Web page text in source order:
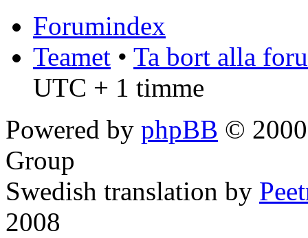
Forumindex
Teamet • Ta bort alla
UTC + 1 timme
Powered by phpBB ©
Group
Swedish translation by
2008